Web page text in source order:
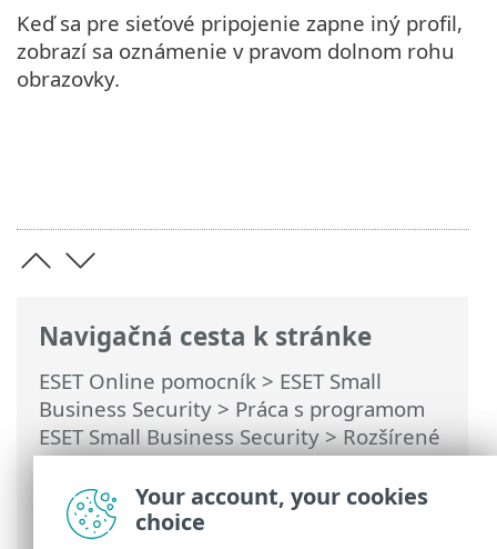
Navigačná cesta k stránke
ESET Online pomocník > ESET Small
Business Security > Práca s programom
ESET Small Business Security>Rozšírené
nastavenia>Ochrana>Ochrana
sieťového pripojenia> Profily sieťového
pripojenia
Keď sa pre sieťové pripojenie zapne iný profil,
zobrazí sa oznámenie v pravom dolnom rohu
obrazovky.
Your account, your cookies
choice